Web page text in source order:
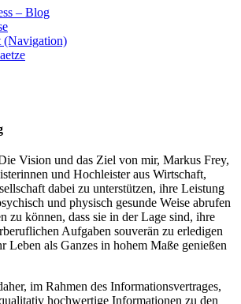
– Blog
(Navigation)
Vision und das Ziel von mir, Markus Frey,
und Hochleister aus Wirtschaft,
dabei zu unterstützen, ihre Leistung
und physisch gesunde Weise abrufen
zu können, dass sie in der Lage sind, ihre
Aufgaben souverän zu erledigen
Leben als Ganzes in hohem Maße genießen
im Rahmen des Informationsvertrages,
hochwertige Informationen zu den